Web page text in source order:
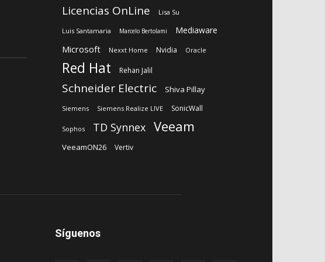
Licencias OnLine Lisa Su
Luis Santamaria Marcelo Bertolami Mediaware
Microsoft Nexxt Home Nvidia Oracle
Red Hat Rehan Jalil
Schneider Electric Shiva Pillay
Siemens Siemens Realize LIVE SonicWall
Sophos TD Synnex Veeam
VeeamON26 Vertiv
Síguenos